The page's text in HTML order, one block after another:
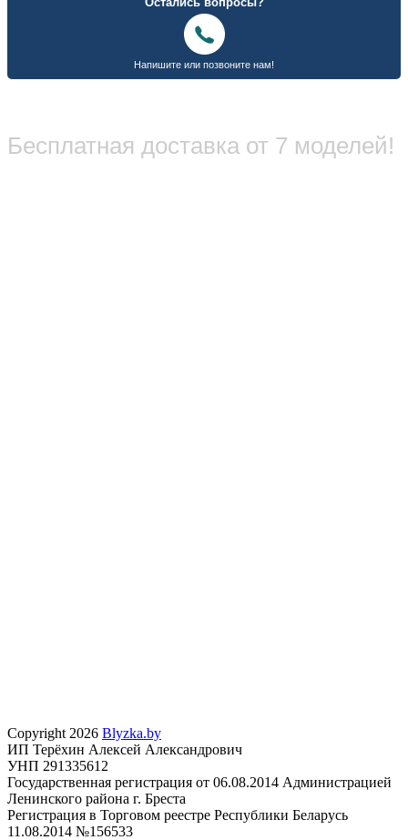
Бесплатная доставка от 7 моделей!
Copyright 2026 Blyzka.by
ИП Терёхин Алексей Александрович
УНП 291335612
Государственная регистрация от 06.08.2014 Администрацией
Ленинского района г. Бреста
Регистрация в Торговом реестре Республики Беларусь
11.08.2014 №156533